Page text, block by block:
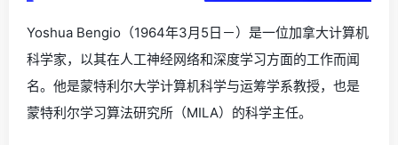
Yoshua Bengio（1964年3月5日－）是一位加拿大计算机
科学家，以其在人工神经网络和深度学习方面的工作而闻
名。他是蒙特利尔大学计算机科学与运筹学系教授，也是
蒙特利尔学习算法研究所（MILA）的科学主任。